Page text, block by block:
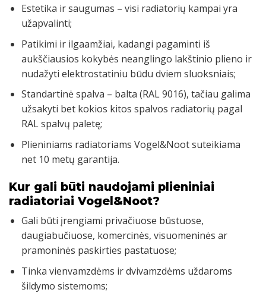
Estetika ir saugumas – visi radiatorių kampai yra
užapvalinti;
Patikimi ir ilgaamžiai, kadangi pagaminti iš
aukščiausios kokybės neanglingo lakštinio plieno ir
nudažyti elektrostatiniu būdu dviem sluoksniais;
Standartinė spalva – balta (RAL 9016), tačiau galima
užsakyti bet kokios kitos spalvos radiatorių pagal
RAL spalvų paletę;
Plieniniams radiatoriams Vogel&Noot suteikiama
net 10 metų garantija.
Kur gali būti naudojami plieniniai
radiatoriai Vogel&Noot?
Gali būti įrengiami privačiuose būstuose,
daugiabučiuose, komercinės, visuomeninės ar
pramoninės paskirties pastatuose;
Tinka vienvamzdėms ir dvivamzdėms uždaroms
šildymo sistemoms;